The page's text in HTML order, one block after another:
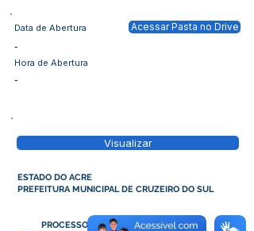
Data de Abertura
-
Hora de Abertura
Acessar Pasta no Drive
-
Visualizar
ESTADO DO ACRE
PREFEITURA MUNICIPAL DE CRUZEIRO DO SUL
PROCESSO ADM N°2269/2024